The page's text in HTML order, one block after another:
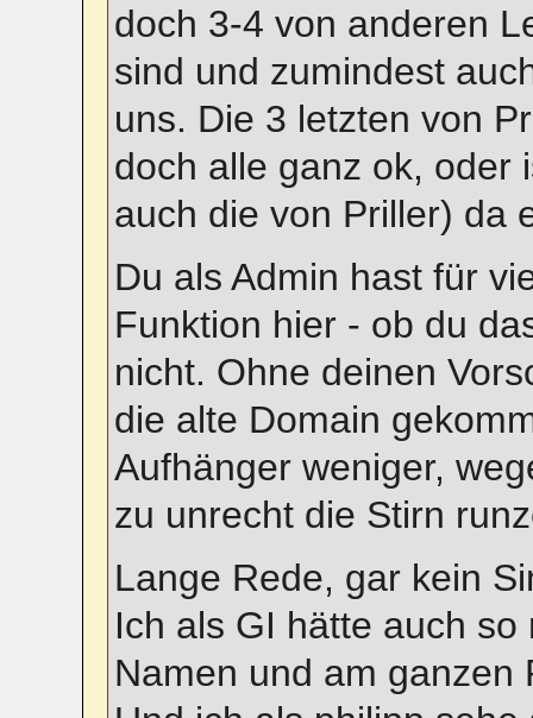
doch 3-4 von anderen
sind und zumindest
uns. Die 3 letzten von
doch alle ganz ok, oder
auch die von Priller) da
Du als Admin hast für
Funktion hier - ob du
nicht. Ohne deinen
die alte Domain
Aufhänger weniger,
zu unrecht die Stirn
Lange Rede, gar kein
Ich als GI hätte auch
Namen und am ganzen